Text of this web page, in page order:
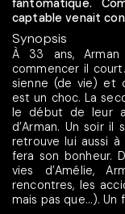
fantomatique.
captable venait
Synopsis
À 33 ans,
commencer il
sienne (de vie) et
est un choc. La
le début de leur
d’Arman. Un soir
retrouve lui aussi à
fera son bonheur.
vies d’Amélie,
rencontres, les
mais pas que…). Un